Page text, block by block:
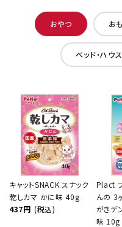
おやつ お
ベッド・ハウス
キャットSNACK スナック
乾しカマ かに味 40g
437円 (税込)
Plact
んの 3
がきデ
味 10g